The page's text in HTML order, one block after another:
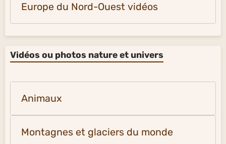
Europe du Nord-Ouest vidéos
Vidéos ou photos nature et univers
Animaux
Montagnes et glaciers du monde